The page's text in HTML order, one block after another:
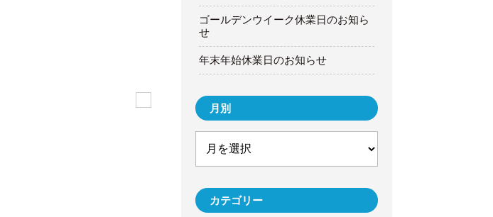
ゴールデンウイーク休業日のお知ら
せ
年末年始休業日のお知らせ
月別
カテゴリー